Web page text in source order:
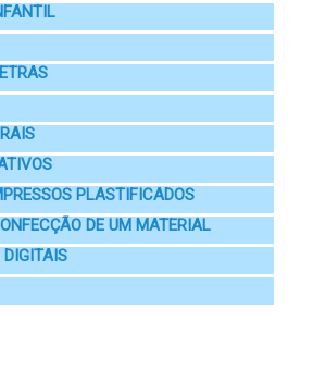
PLASTIFICADOS
DE UM MATERIAL